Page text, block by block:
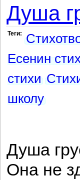
Душа
Теги:
Есенин
стихи
школу
Душа
Она не